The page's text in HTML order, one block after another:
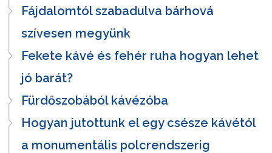
Fájdalomtól szabadulva bárhová
szívesen megyünk
Fekete kávé és fehér ruha hogyan lehet
jó barát?
Fürdőszobából kávézóba
Hogyan jutottunk el egy csésze kávétól
a monumentális polcrendszerig